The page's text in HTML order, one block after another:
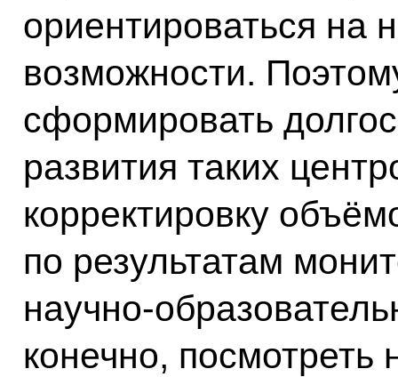
ориентироваться на
возможности.
сформировать
развития таких
корректировку
по результатам
научно-
конечно, посмотреть